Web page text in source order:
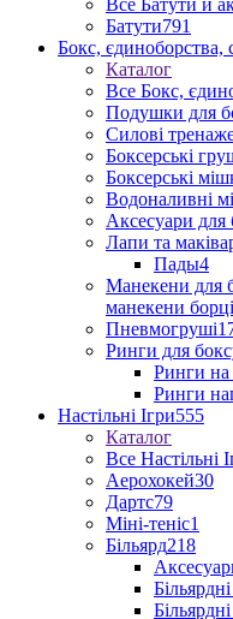
Все Батути й
Батути791
Бокс, єдиноборства,
Каталог
Все Бокс,
Подушки для
Силові
Боксерські
Боксерські
Водоналивні
Аксесуари для
Лапи та
Пады4
Манекени для
манекени
Пневмогруші
Ринги для
Ринги на
Ринги
Настільні Ігри555
Каталог
Все Настільні
Аерохокей30
Дартс79
Міні-теніс1
Більярд218